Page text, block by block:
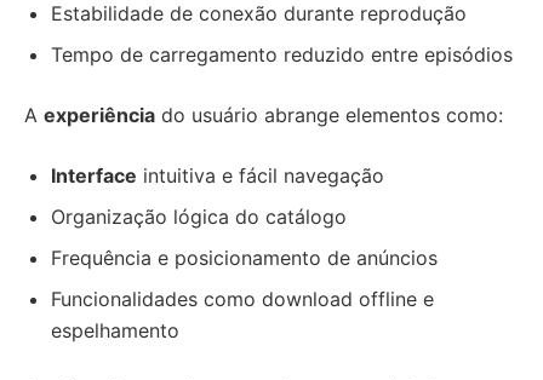
Estabilidade de conexão durante reprodução
Tempo de carregamento reduzido entre episódios
A experiência do usuário abrange elementos como:
Interface intuitiva e fácil navegação
Organização lógica do catálogo
Frequência e posicionamento de anúncios
Funcionalidades como download offline e
espelhamento